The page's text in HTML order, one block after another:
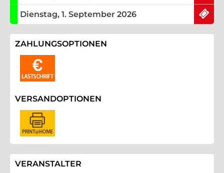
ausreichend Tickets am
Dienstag, 1. September 2026
ZAHLUNGSOPTIONEN
VERSANDOPTIONEN
VERANSTALTER